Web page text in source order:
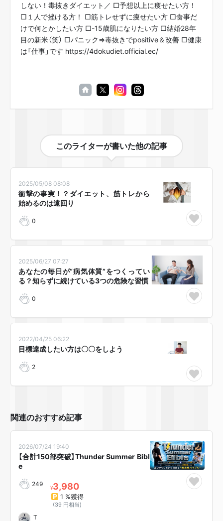
しない！毒抜きダイエット／ □予想以上に痩せたい方！
□１人で挫ける方！ □筋トレせずに痩せたい方 □食事だ
けで何とかしたい方 □-15歳肌になりたい方 □結婚28年
目の新米（笑） □パニック⇒毒抜きでpositive＆改善 □健康
は「仕事」です https://4dokudiet.official.ec/
このライターが書いた他の記事
2025/05/08 08:08
衝撃の事実！？ダイエット、筋トレから
始めるのは遠回り😱
0
2025/06/27 07:27
あなたの毎日が“病気体質”をつくってい
る？知らずに続けている3つの危険な習慣
0
2022/04/25 06:22
目標達成したい方は〇〇をしよう
2
関連のおすすめ記事
2026/07/24 19:40
【合計150部突破】Thunder Summer Bibl
e
249 ¥3,980
1 %獲得
(39 円相当)
T